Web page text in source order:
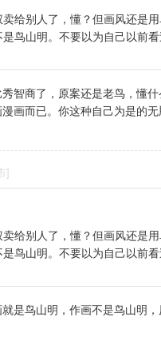
给别人了，懂？但画风还是
鸟山明。不要以为自己以前
智商了，原案还是老鸟，懂
画而已。你这种自己为是的无
]
给别人了，懂？但画风还是
鸟山明。不要以为自己以前
是鸟山明，作画不是鸟山明